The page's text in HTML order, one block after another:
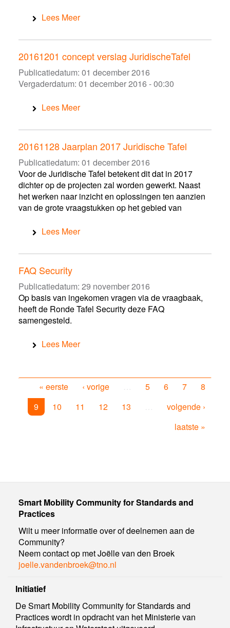
Lees Meer
20161201 concept verslag JuridischeTafel
Publicatiedatum: 01 december 2016
Vergaderdatum: 01 december 2016 - 00:30
Lees Meer
20161128 Jaarplan 2017 Juridische Tafel
Publicatiedatum: 01 december 2016
Voor de Juridische Tafel betekent dit dat in 2017
dichter op de projecten zal worden gewerkt. Naast
het werken naar inzicht en oplossingen ten aanzien
van de grote vraagstukken op het gebied van
Lees Meer
FAQ Security
Publicatiedatum: 29 november 2016
Op basis van ingekomen vragen via de vraagbaak,
heeft de Ronde Tafel Security deze FAQ
samengesteld.
Lees Meer
« eerste ‹ vorige … 5 6 7
8
9
10 11 12 13 …
volgende ›
laatste »
Smart Mobility Community for Standards and
Practices
Wilt u meer informatie over of deelnemen aan de
Community?
Neem contact op met Joëlle van den Broek
joelle.vandenbroek@tno.nl
Initiatief
De Smart Mobility Community for Standards and
Practices wordt in opdracht van het Ministerie van